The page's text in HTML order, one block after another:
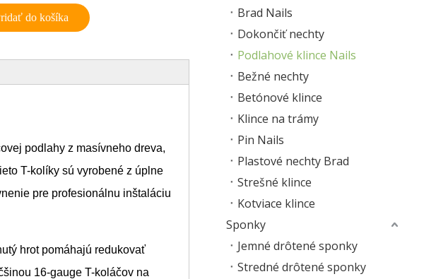
do košíka
podlahy z masívneho dreva,
T-kolíky sú vyrobené z úplne
pre profesionálnu inštaláciu
hrot pomáhajú redukovať
16-gauge T-koláčov na
Brad Nails
Dokončiť nechty
Podlahové klince Nails
Bežné nechty
Betónové klince
Klince na trámy
Pin Nails
Plastové nechty Brad
Strešné klince
Kotviace klince
Sponky
Jemné drôtené sponky
Stredné drôtené sponky